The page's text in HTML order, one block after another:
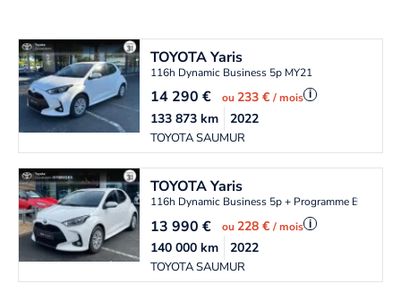
TOYOTAYaris
116h Dynamic Business 5p MY21
14 290€ ou233 €/ mois i
TOYOTA SAUMUR
133 873km 2022
TOYOTAYaris
116h Dynamic Business 5p + Programme Beyond
13 990€ ou228 €/ mois i
TOYOTA SAUMUR
140 000km 2022